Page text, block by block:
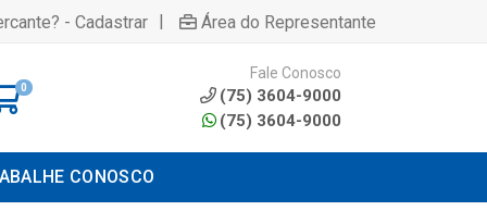
- Cadastrar | Área do Representante
0
Fale Conosco
(75) 3604-9000
(75) 3604-9000
CONOSCO